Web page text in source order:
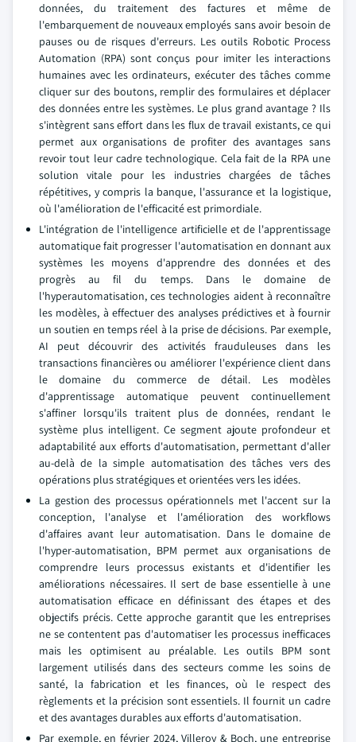
données, du traitement des factures et même de
l'embarquement de nouveaux employés sans avoir besoin de
pauses ou de risques d'erreurs. Les outils Robotic Process
Automation (RPA) sont conçus pour imiter les interactions
humaines avec les ordinateurs, exécuter des tâches comme
cliquer sur des boutons, remplir des formulaires et déplacer
des données entre les systèmes. Le plus grand avantage ? Ils
s'intègrent sans effort dans les flux de travail existants, ce qui
permet aux organisations de profiter des avantages sans
revoir tout leur cadre technologique. Cela fait de la RPA une
solution vitale pour les industries chargées de tâches
répétitives, y compris la banque, l'assurance et la logistique,
où l'amélioration de l'efficacité est primordiale.
L'intégration de l'intelligence artificielle et de l'apprentissage
automatique fait progresser l'automatisation en donnant aux
systèmes les moyens d'apprendre des données et des
progrès au fil du temps. Dans le domaine de
l'hyperautomatisation, ces technologies aident à reconnaître
les modèles, à effectuer des analyses prédictives et à fournir
un soutien en temps réel à la prise de décisions. Par exemple,
AI peut découvrir des activités frauduleuses dans les
transactions financières ou améliorer l'expérience client dans
le domaine du commerce de détail. Les modèles
d'apprentissage automatique peuvent continuellement
s'affiner lorsqu'ils traitent plus de données, rendant le
système plus intelligent. Ce segment ajoute profondeur et
adaptabilité aux efforts d'automatisation, permettant d'aller
au-delà de la simple automatisation des tâches vers des
opérations plus stratégiques et orientées vers les idées.
La gestion des processus opérationnels met l'accent sur la
conception, l'analyse et l'amélioration des workflows
d'affaires avant leur automatisation. Dans le domaine de
l'hyper-automatisation, BPM permet aux organisations de
comprendre leurs processus existants et d'identifier les
améliorations nécessaires. Il sert de base essentielle à une
automatisation efficace en définissant des étapes et des
objectifs précis. Cette approche garantit que les entreprises
ne se contentent pas d'automatiser les processus inefficaces
mais les optimisent au préalable. Les outils BPM sont
largement utilisés dans des secteurs comme les soins de
santé, la fabrication et les finances, où le respect des
règlements et la précision sont essentiels. Il fournit un cadre
et des avantages durables aux efforts d'automatisation.
Par exemple, en février 2024, Villeroy & Boch, une entreprise